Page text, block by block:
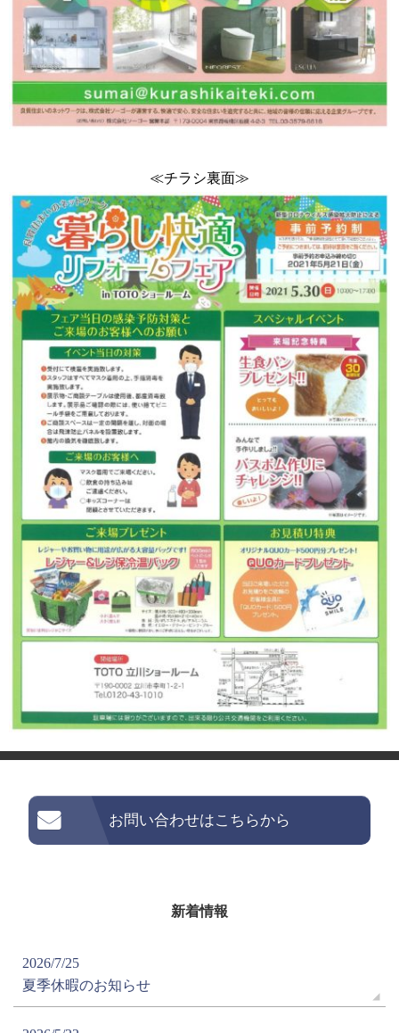
≪チラシ裏面≫
お問い合わせはこちらから
新着情報
2026/7/25
夏季休暇のお知らせ